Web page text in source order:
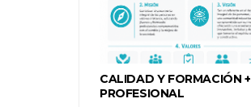
CALIDAD Y FORMACIÓN +
PROFESIONAL